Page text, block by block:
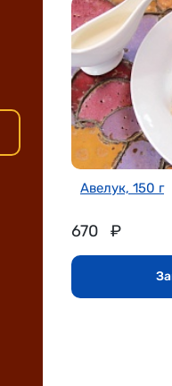
Авелук, 150 г
670 ₽